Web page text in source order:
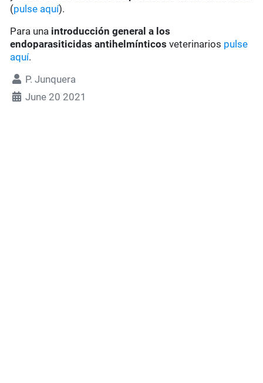
(pulse aquí).
Para una introducción general a los
endoparasiticidas antihelmínticos veterinarios pulse
aquí.
P. Junquera
June 20 2021